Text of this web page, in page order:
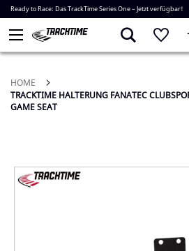
Ready to Race: Das TrackTime Series One – Jetzt verfügbar!
HOME
TRACKTIME HALTERUNG FANATEC
GAME SEAT
Zum
Ende